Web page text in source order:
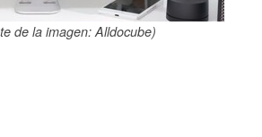
de la imagen: Alldocube)